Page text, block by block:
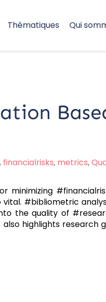
Thématiques Qui
, financialrisks, metrics,
minimizing
#bibliometric
the quality of
highlights